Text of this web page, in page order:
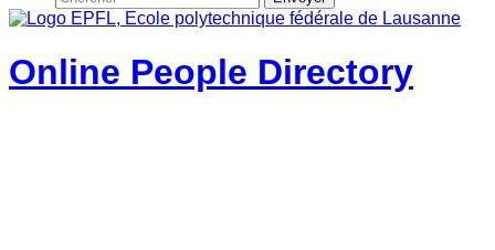
Online People Directory